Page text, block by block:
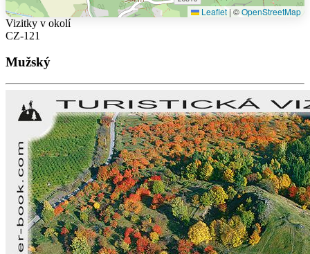
Leaflet | ©OpenStreetMap
Vizitky v okolí
CZ-121
Mužský